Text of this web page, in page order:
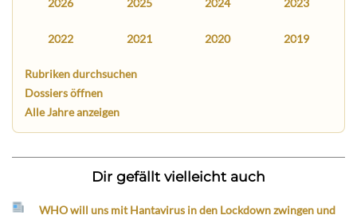
2026 2025 2024 2023
2022 2021 2020 2019
Rubriken durchsuchen
Dossiers öffnen
Alle Jahre anzeigen
Dir gefällt vielleicht auch
WHO will uns mit Hantavirus in den Lockdown zwingen und